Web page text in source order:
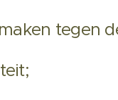
tegen